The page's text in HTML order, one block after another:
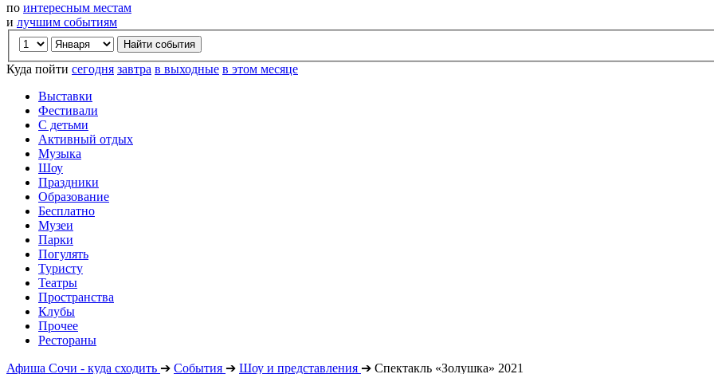
по интересным местам
и лучшим событиям
Куда пойти сегодня завтра в выходные в этом месяце
Выставки
Фестивали
С детьми
Активный отдых
Музыка
Шоу
Праздники
Образование
Бесплатно
Музеи
Парки
Погулять
Туристу
Театры
Пространства
Клубы
Прочее
Рестораны
Афиша Сочи - куда сходить ➔ События ➔ Шоу и представления ➔ Спектакль «Золушка» 2021